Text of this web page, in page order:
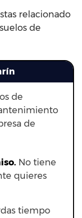
relacionado
de
de
de
No tiene
quieres
tiempo